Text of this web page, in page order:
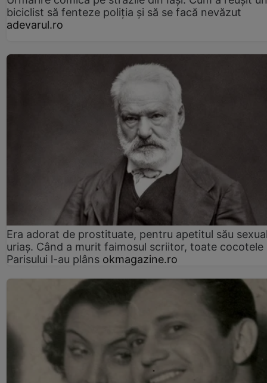
biciclist să fenteze poliția și să se facă nevăzut
adevarul.ro
Era adorat de prostituate, pentru apetitul său
uriaș. Când a murit faimosul scriitor, toate cocotele
Parisului l-au plâns okmagazine.ro